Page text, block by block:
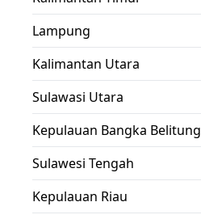
Lampung
Kalimantan Utara
Sulawasi Utara
Kepulauan Bangka Belitung
Sulawesi Tengah
Kepulauan Riau